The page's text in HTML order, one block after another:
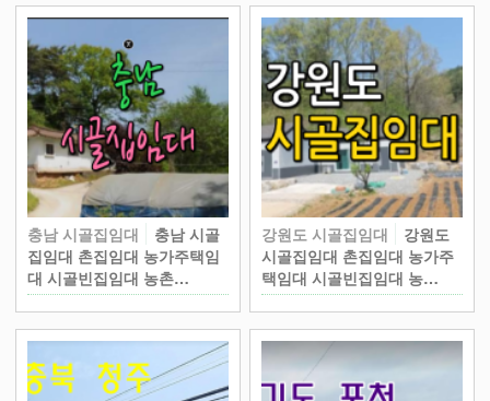
충남 시골집임대
충남 시골
집임대 촌집임대 농가주택임
대 시골빈집임대 농촌…
강원도 시골집임대
강원도
시골집임대 촌집임대 농가주
택임대 시골빈집임대 농…